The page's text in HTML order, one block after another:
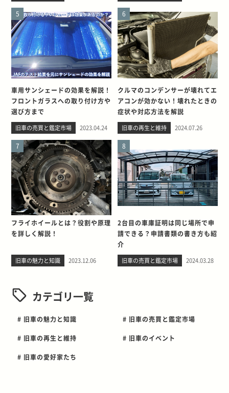
5
車用サンシェードの効果を解説！
フロントガラスへの取り付け方や
選び方まで
旧車の売買と鑑定市場 2023.04.24
6
クルマのコンデンサーが壊れてエ
アコンが効かない！壊れたときの
症状や対応方法を解説
旧車の再生と維持 2024.07.26
7
フライホイールとは？役割や原理
を詳しく解説！
旧車の魅力と知識 2023.12.06
8
2台目の車庫証明は同じ場所で申
請できる？申請書類の書き方も紹
介
旧車の売買と鑑定市場 2024.03.28
カテゴリ一覧
# 旧車の魅力と知識 # 旧車の売買と鑑定市場
# 旧車の再生と維持 # 旧車のイベント
# 旧車の愛好家たち